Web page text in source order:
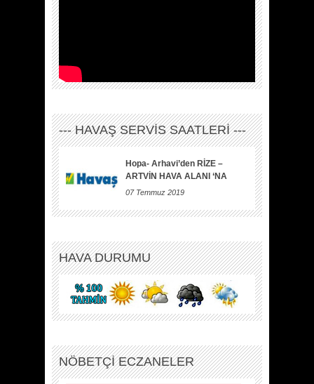
--- HAVAŞ SERVİS SAATLERİ ---
Hopa- Arhavi’den RİZE –
ARTVİN HAVA ALANI ‘NA
07 Temmuz 2019
HAVA DURUMU
NÖBETÇİ ECZANELER